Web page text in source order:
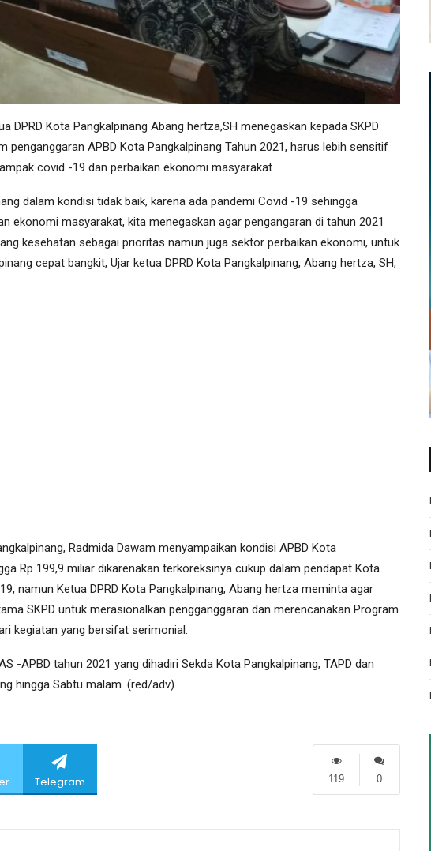
DPRD Kota Pangkalpinang Abang hertza,SH menegaskan kepada SKPD
penganggaran APBD Kota Pangkalpinang Tahun 2021, harus lebih sensitif
covid -19 dan perbaikan ekonomi masyarakat.
dalam kondisi tidak baik, karena ada pandemi Covid -19 sehingga
ekonomi masyarakat, kita menegaskan agar pengangaran di tahun 2021
kesehatan sebagai prioritas namun juga sektor perbaikan ekonomi, untuk
cepat bangkit, Ujar ketua DPRD Kota Pangkalpinang, Abang hertza, SH,
Radmida Dawam menyampaikan kondisi APBD Kota
Rp 199,9 miliar dikarenakan terkoreksinya cukup dalam pendapat Kota
namun Ketua DPRD Kota Pangkalpinang, Abang hertza meminta agar
SKPD untuk merasionalkan pengganggaran dan merencanakan Program
kegiatan yang bersifat serimonial.
-APBD tahun 2021 yang dihadiri Sekda Kota Pangkalpinang, TAPD dan
hingga Sabtu malam. (red/adv)
0
119
Telegram